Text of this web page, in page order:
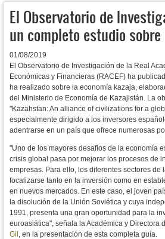
El Observatorio de
un completo estudio
01/08/2019
El Observatorio de Investigación de la Real
Económicas y Financieras (RACEF) ha
ha realizado sobre la economía kazaja,
del Ministerio de Economía de Kazajistán. La
"Kazahstan: An alliance of civilizations for a
especialmente dirigido a los inversores
adentrarse en un país que ofrece numerosas
"Uno de los mayores desafíos de la economía
crisis global pasa por mejorar los procesos de
empresas. Para ello, los diferentes sectores de
focalizarse tanto en la inversión como en
en nuevos mercados. En este caso, el joven
la disolución de la Unión Soviética y cuya
1991, presenta una gran oportunidad para la
euroasiática", señala la Académica y Directora
Gil , en la presentación de esta completa guía.